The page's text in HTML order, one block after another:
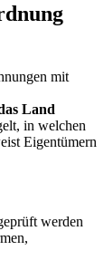
mit
Land
in welchen
Eigentümern
werden